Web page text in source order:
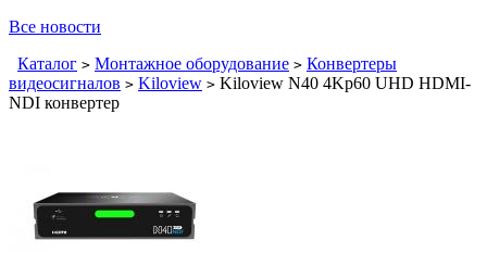
Все новости
Каталог > Монтажное оборудование > Конвертеры
видеосигналов > Kiloview > Kiloview N40 4Kp60 UHD HDMI-
NDI конвертер